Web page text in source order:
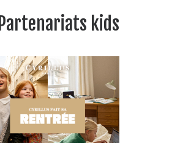
Partenariats kids